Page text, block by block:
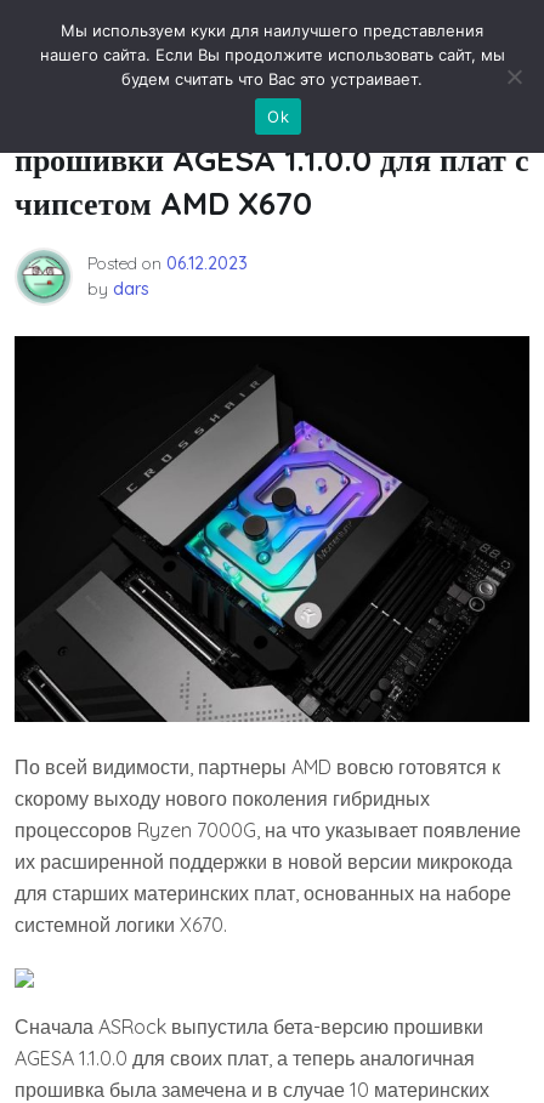
Новости технологий
ASUS тоже выпустила бета-версию
прошивки AGESA 1.1.0.0 для плат с
чипсетом AMD X670
Posted on 06.12.2023
by dars
По всей видимости, партнеры AMD вовсю готовятся к
скорому выходу нового поколения гибридных
процессоров Ryzen 7000G, на что указывает появление
их расширенной поддержки в новой версии микрокода
для старших материнских плат, основанных на наборе
системной логики X670.
Сначала ASRock выпустила бета-версию прошивки
AGESA 1.1.0.0 для своих плат, а теперь аналогичная
прошивка была замечена и в случае 10 материнских
Мы используем куки для наилучшего представления
нашего сайта. Если Вы продолжите использовать сайт, мы
будем считать что Вас это устраивает.
Ok